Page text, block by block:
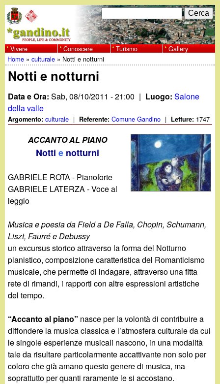
al
contenuto
principale
w
w
w
.
a
n
d
i
n
o
.
i
t
F
o
r
d
i
r
c
e
c
a
C
e
r
c
a
Vivere Conoscere Turismo Gallery
Tu
sei
qui
Home »culturale » Notti e notturni
Notti e notturni
Data e Ora:Sab, 08/10/2011 - 21:00 | Luogo:Salone
della valle
Argomento:culturale | Referente:Comune Gandino | Letture: 1747
ACCANTO AL PIANO
Nottie notturni
GABRIELE ROTA - Pianoforte
GABRIELE LATERZA - Voce al
leggio
Musica e poesia da Field a De Falla, Chopin, Schumann,
Liszt, Faurré e Debussy
un excursus storico attraverso la forma del Notturno
pianistico, composizione caratteristica del Romanticismo
musicale, che permette di indagare, attraverso una fitta
rete di rimandi, i rapporti con altre espressioni artistiche
del tempo.
“Accanto al piano” nasce per la volontà di contribuire a
diffondere la musica classica e l’atmosfera culturale da cui
le singole esperienze musicali nascono, in una modalità
tale da risultare particolarmente accattivante non solo per
coloro che già amano questo genere di musica, ma
soprattutto per quanti raramente le si accostano.